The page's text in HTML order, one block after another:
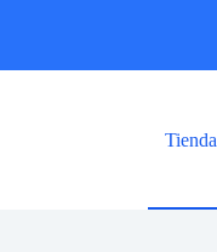
Tienda